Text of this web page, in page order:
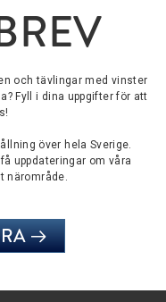
och tävlingar med vinster
Fyll i dina uppgifter för att
över hela Sverige.
uppdateringar om våra
närområde.